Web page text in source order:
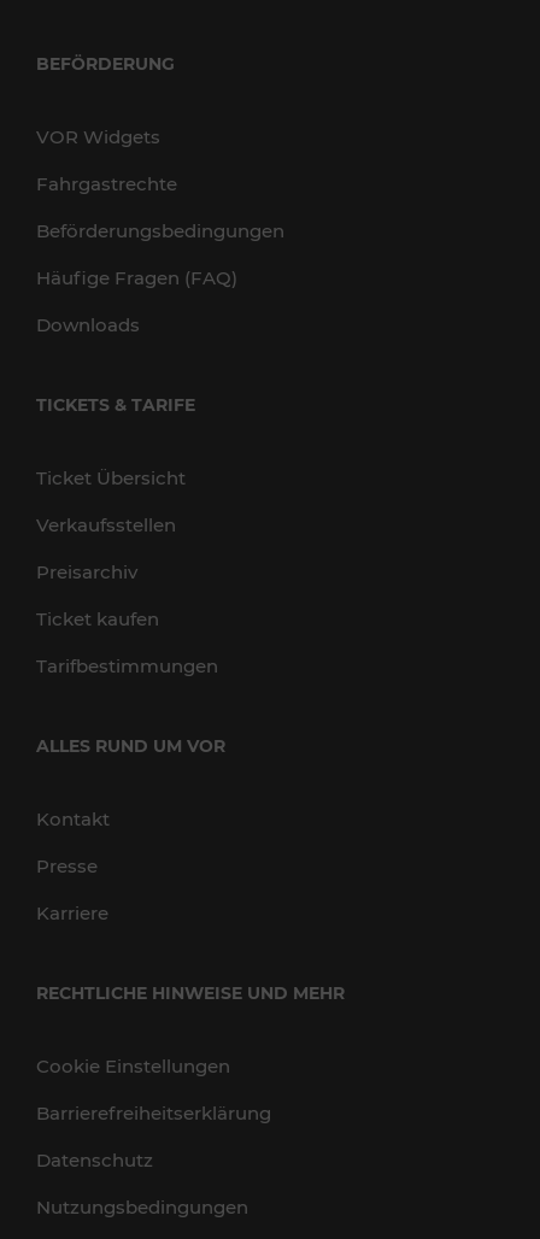
BEFÖRDERUNG
VOR Widgets
Fahrgastrechte
Beförderungsbedingungen
Häufige Fragen (FAQ)
Downloads
TICKETS & TARIFE
Ticket Übersicht
Verkaufsstellen
Preisarchiv
Ticket kaufen
Tarifbestimmungen
ALLES RUND UM VOR
Kontakt
Presse
Karriere
RECHTLICHE HINWEISE UND MEHR
Cookie Einstellungen
Barrierefreiheitserklärung
Datenschutz
Nutzungsbedingungen